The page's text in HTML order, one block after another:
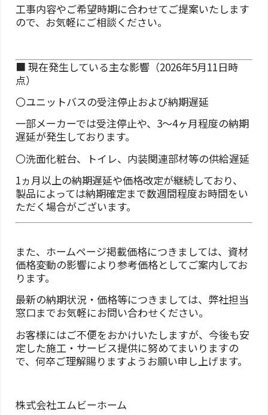
工事内容やご希望時期に合わせてご提案いたします
ので、お気軽にご相談ください。
■ 現在発生している主な影響（2026年5月11日時
点）
〇ユニットバスの受注停止および納期遅延
一部メーカーでは受注停止や、3〜4ヶ月程度の納期
遅延が発生しております。
〇洗面化粧台、トイレ、内装関連部材等の供給遅延
1ヵ月以上の納期遅延や価格改定が継続しており、
製品によっては納期確定まで数週間程度お時間をい
ただく場合がございます。
また、ホームページ掲載価格につきましては、資材
価格変動の影響により参考価格としてご案内してお
ります。
最新の納期状況・価格等につきましては、弊社担当
窓口までお気軽にお問い合わせください。
お客様にはご不便をおかけいたしますが、今後も安
定した施工・サービス提供に努めてまいりますの
で、何卒ご理解賜りますようお願い申し上げます。
株式会社エムビーホーム